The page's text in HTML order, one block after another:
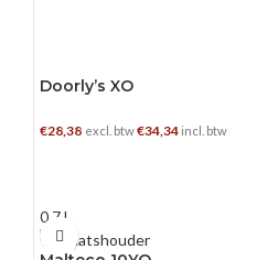
Doorly’s XO
€28,38 excl. btw€34,34 incl. btw
0.7 L